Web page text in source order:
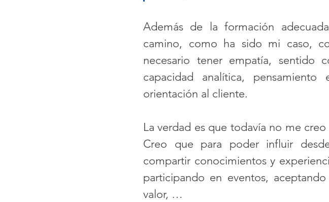
Además de la formación
camino, como ha sido mi caso,
necesario tener empatía, sentido
capacidad analítica,
orientación al cliente.
La verdad es que todavía no me
Creo que para poder influir
compartir conocimientos y
participando en eventos,
valor, …